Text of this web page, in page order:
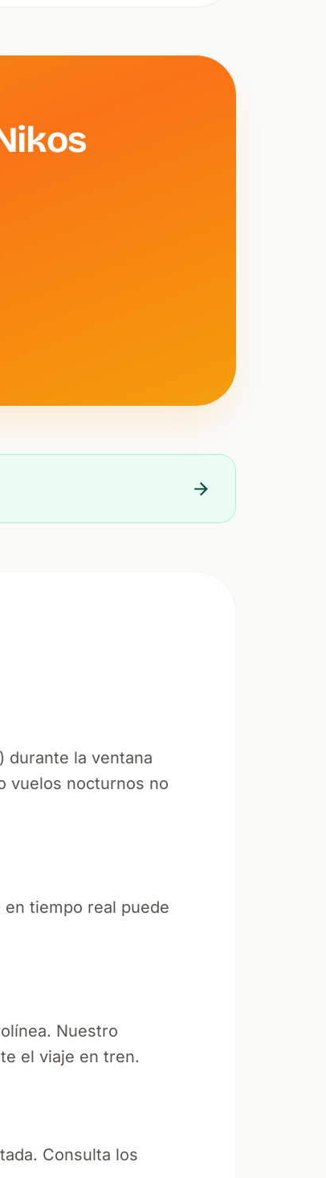
durante la ventana
vuelos nocturnos no
tiempo real puede
Nuestro
el viaje en tren.
Consulta los